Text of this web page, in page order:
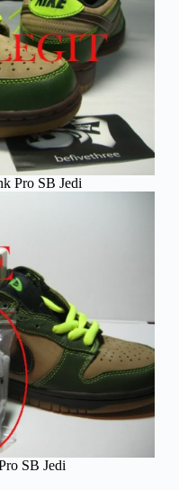
Pro SB Jedi
SB Jedi